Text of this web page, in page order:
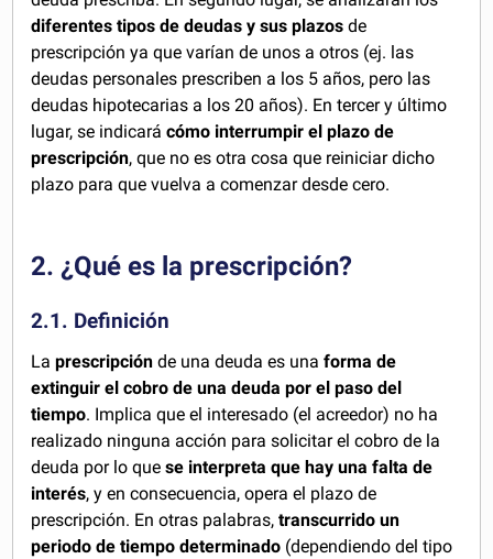
diferentes tipos de deudas y sus plazos de
prescripción ya que varían de unos a otros (ej. las
deudas personales prescriben a los 5 años, pero las
deudas hipotecarias a los 20 años). En tercer y último
lugar, se indicarácómo interrumpir el plazo de
prescripción, que no es otra cosa que reiniciar dicho
plazo para que vuelva a comenzar desde cero.
2. ¿Qué es la prescripción?
2.1. Definición
Laprescripción de una deuda es unaforma de
extinguir el cobro de una deuda por el paso del
tiempo. Implica que el interesado (el acreedor) no ha
realizado ninguna acción para solicitar el cobro de la
deuda por lo que se interpreta que hay una falta de
interés, y en consecuencia, opera el plazo de
prescripción. En otras palabras,transcurrido un
periodo de tiempo determinado (dependiendo del tipo